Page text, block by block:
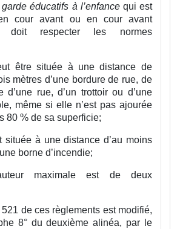
éducatifs à l’enfancequi est
cour avant ou en cour avant
doit respecter les normes
être située à une distance de
mètres d’une bordure de rue, de
d’une rue, d’un trottoir ou d’une
même si elle n’est pas ajourée
80 % de sa superficie;
située à une distance d’au moins
borne d’incendie;
maximale est de deux
521 de ces règlements est modifié,
8° du deuxième alinéa, par le